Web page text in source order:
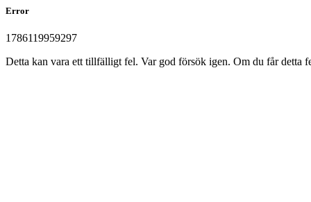
Error
1786119959297
Detta kan vara ett tillfälligt fel. Var god försök igen. Om du får detta